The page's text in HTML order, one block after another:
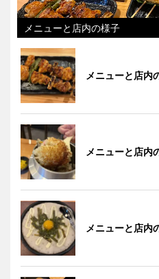
メニューと店内の様子
メニューと店内
メニューと店内
メニューと店内